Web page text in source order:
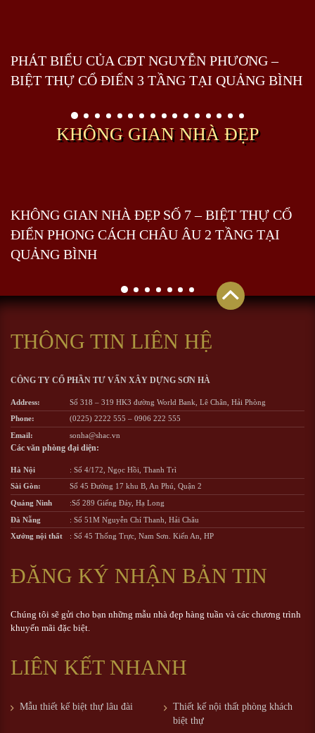
PHÁT BIỂU CỦA CĐT NGUYỄN PHƯƠNG –
BIỆT THỰ CỔ ĐIỂN 3 TẦNG TẠI QUẢNG BÌNH
KHÔNG GIAN NHÀ ĐẸP
KHÔNG GIAN NHÀ ĐẸP SỐ 7 – BIỆT THỰ CỔ
ĐIỂN PHONG CÁCH CHÂU ÂU 2 TẦNG TẠI
QUẢNG BÌNH
THÔNG TIN LIÊN HỆ
CÔNG TY CỔ PHẦN TƯ VẤN XÂY DỰNG SƠN HÀ
Address:
Số 318 – 319 HK3 đường World Bank, Lê Chân, Hải Phòng
Phone:
(0225) 2222 555 – 0906 222 555
Email:
sonha@shac.vn
Các văn phòng đại diện:
Hà Nội
: Số 4/172, Ngọc Hồi, Thanh Trì
Sài Gòn:
Số 45 Đường 17 khu B, An Phú, Quận 2
Quảng Ninh
:Số 289 Giếng Đáy, Hạ Long
Đà Nẵng
: Số 51M Nguyễn Chí Thanh, Hải Châu
Xưởng nội thất
: Số 45 Thống Trực, Nam Sơn. Kiến An, HP
ĐĂNG KÝ NHẬN BẢN TIN
Chúng tôi sẽ gửi cho bạn những mẫu nhà đẹp hàng tuần và các chương trình
khuyến mãi đặc biệt.
LIÊN KẾT NHANH
Mẫu thiết kế biệt thự lâu đài
Thiết kế nội thất phòng khách
biệt thự